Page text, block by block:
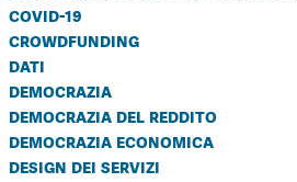
covid-19
crowdfunding
dati
democrazia
democrazia del reddito
democrazia economica
design dei servizi